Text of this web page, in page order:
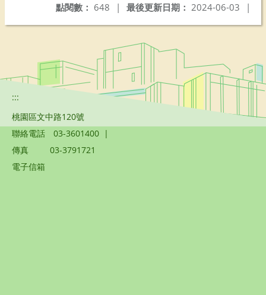
最後更新日期： 2024-06-03 |
點閱數： 648 |
:::
桃園區文中路120號
聯絡電話
03-3601400 |
傳真
03-3791721
電子信箱